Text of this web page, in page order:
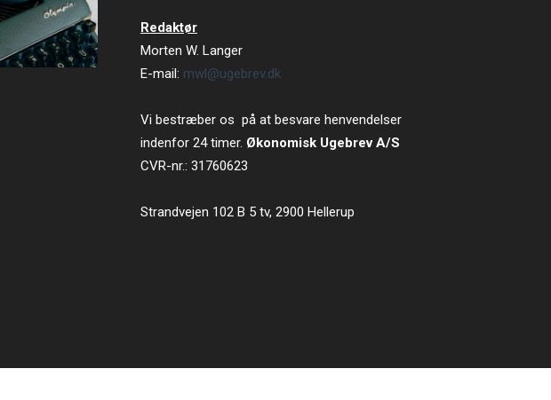
Redaktør
Morten W. Langer
E-mail: mwl@ugebrev.dk
Vi bestræber os på at besvare henvendelser
indenfor 24 timer. Økonomisk Ugebrev A/S
CVR-nr.: 31760623
Strandvejen 102 B 5 tv, 2900 Hellerup